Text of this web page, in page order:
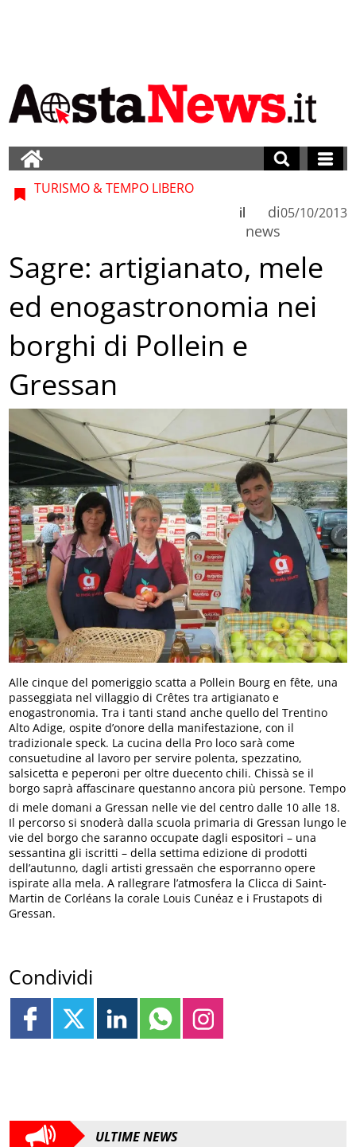
TURISMO & TEMPO LIBERO
di
news
il 05/10/2013
Sagre: artigianato, mele
ed enogastronomia nei
borghi di Pollein e
Gressan
Alle cinque del pomeriggio scatta a Pollein Bourg en fête, una
passeggiata nel villaggio di Crêtes tra artigianato e
enogastronomia. Tra i tanti stand anche quello del Trentino
Alto Adige, ospite d’onore della manifestazione, con il
tradizionale speck. La cucina della Pro loco sarà come
consuetudine al lavoro per servire polenta, spezzatino,
salsicetta e peperoni per oltre duecento chili. Chissà se il
borgo saprà affascinare questanno an­cora più persone. Tempo
di mele domani a Gressan nelle vie del centro dalle 10 alle 18.
Il percorso si snoderà dalla scuola primaria di Gressan lungo le
vie del borgo che saranno occupate dagli espositori – una
sessantina gli iscritti – della settima edizione di prodotti
dell’autunno, dagli artisti gressaën che esporranno opere
ispirate alla mela. A rallegrare l’atmosfera la Clicca di Saint-
Martin de Corléans la corale Louis Cunéaz e i Frustapots di
Gressan.
Condividi
ULTIME NEWS